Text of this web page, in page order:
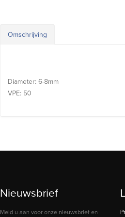
Omschrijving
Diameter: 6-8mm
VPE: 50
Nieuwsbrief
Meld u aan voor onze nieuwsbrief en